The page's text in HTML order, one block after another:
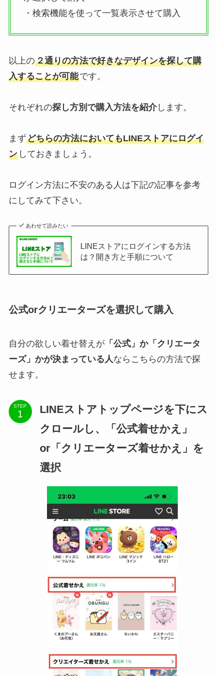
・検索機能を使って一覧表示させて購入
以上の２通りの方法で好きなデザインを探して購
入することが可能です。
それぞれの探し方別で購入方法を紹介します。
まずどちらの方法においてもLINEストアにログイ
ンしておきましょう。
ログイン方法に不安のある人は下記の記事を参考
にしてみて下さい。
あわせて読みたい
LINEストアにログインする方法
は？開き方と手順について
公式orクリエーターズを選択して購入
自分の欲しい着せ替えが「公式」か「クリエータ
ーズ」かが決まっている人 ならこちらの方法で探
せます。
STEP
LINEストアトップページを下にス
クロールし、「公式着せかえ」
or「クリエーターズ着せかえ」を
選択